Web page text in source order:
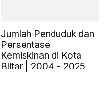
Jumlah Penduduk dan
Persentase
Kemiskinan di Kota
Blitar | 2004 - 2025